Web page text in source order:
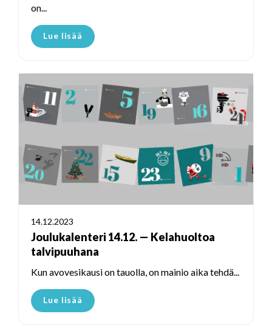
on...
Lue lisää
14.12.2023
Joulukalenteri 14.12. — Kelahuoltoa
talvipuuhana
Kun avovesikausi on tauolla, on mainio aika tehdä...
Lue lisää